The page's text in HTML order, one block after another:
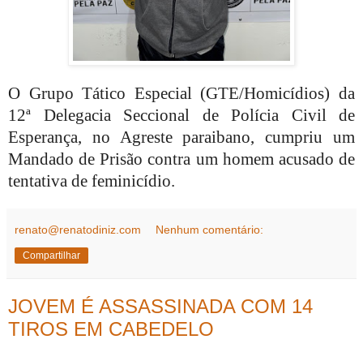
O Grupo Tático Especial (GTE/Homicídios) da
12ª Delegacia Seccional de Polícia Civil de
Esperança, no Agreste paraibano, cumpriu um
Mandado de Prisão contra um homem acusado de
tentativa de feminicídio.
renato@renatodiniz.com Nenhum comentário:
Compartilhar
JOVEM É ASSASSINADA COM 14
TIROS EM CABEDELO